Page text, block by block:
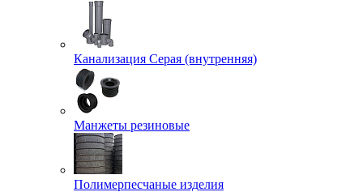
Канализация Серая (внутренняя)
Манжеты резиновые
Полимерпесчаные изделия